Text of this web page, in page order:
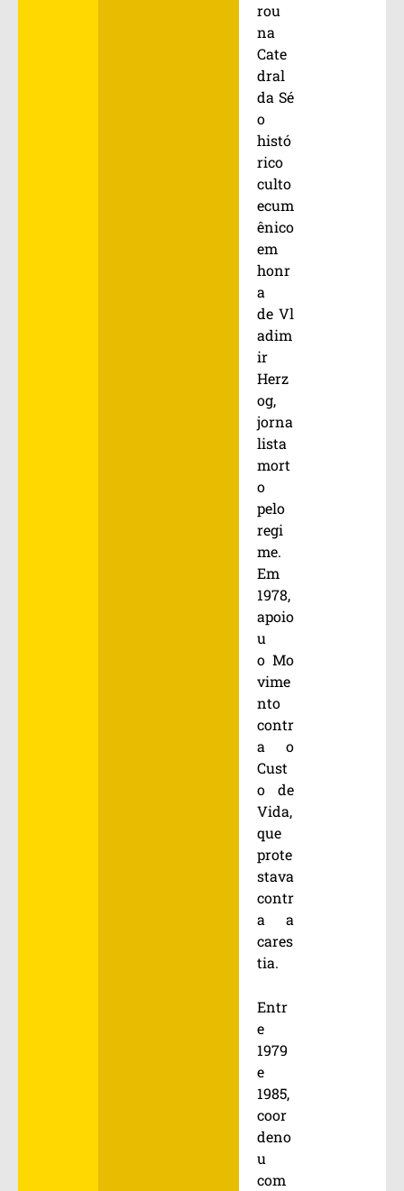
rou
na
Cate
dral
da Sé
o
histó
rico
culto
ecum
ênico
em
honr
a
de Vl
adim
ir
Herz
og,
jorna
lista
mort
o
pelo
regi
me.
Em
1978,
apoio
u
o Mo
vime
nto
contr
a o
Cust
o de
Vida,
que
prote
stava
contr
a a
cares
tia.
Entr
e
1979
e
1985,
coor
deno
u
com